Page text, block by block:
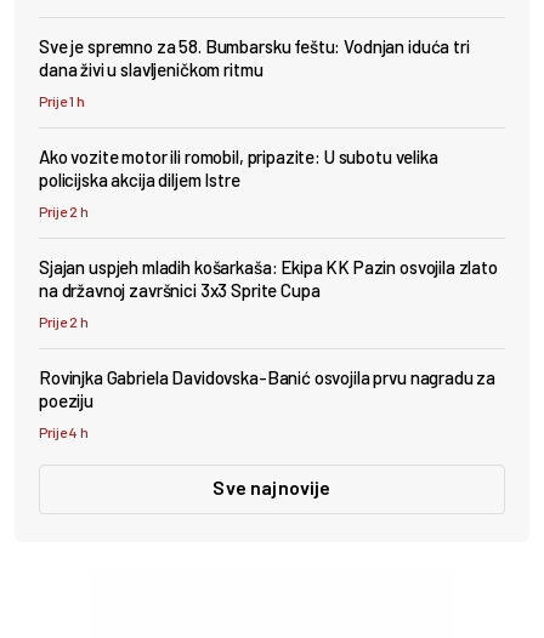
Sve je spremno za 58. Bumbarsku feštu: Vodnjan iduća tri
dana živi u slavljeničkom ritmu
Prije 1 h
Ako vozite motor ili romobil, pripazite: U subotu velika
policijska akcija diljem Istre
Prije 2 h
Sjajan uspjeh mladih košarkaša: Ekipa KK Pazin osvojila zlato
na državnoj završnici 3x3 Sprite Cupa
Prije 2 h
Rovinjka Gabriela Davidovska-Banić osvojila prvu nagradu za
poeziju
Prije 4 h
Sve najnovije